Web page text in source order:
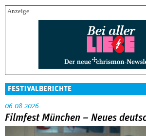
FESTIVALBERICHTE
06.08.2026
Filmfest München – Neues